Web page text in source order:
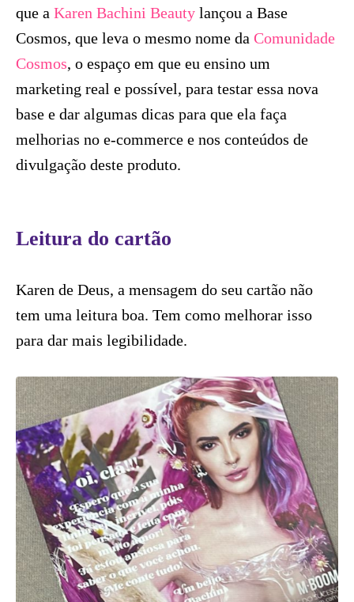
que a Karen Bachini Beauty lançou a Base
Cosmos, que leva o mesmo nome da Comunidade
Cosmos, o espaço em que eu ensino um
marketing real e possível, para testar essa nova
base e dar algumas dicas para que ela faça
melhorias no e-commerce e nos conteúdos de
divulgação deste produto.
Leitura do cartão
Karen de Deus, a mensagem do seu cartão não
tem uma leitura boa. Tem como melhorar isso
para dar mais legibilidade.